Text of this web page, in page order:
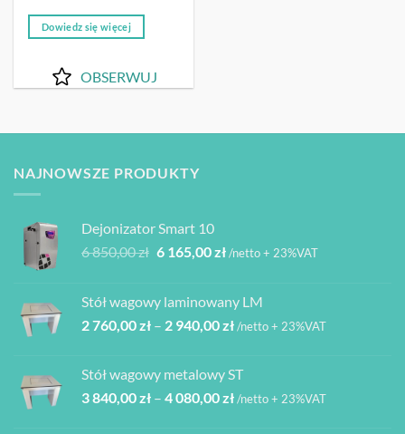
Dowiedz się więcej
OBSERWUJ
NAJNOWSZE PRODUKTY
Dejonizator Smart 10
6 850,00zł Pierwotna
6
850,00 zł.
6 165,00złAktualna
6
165,00 zł.
/netto + 23%VAT
Stół wagowy laminowany LM
2 760,00zł – 2 940,00złZakres
2
760,00 zł
/netto + 23%VAT
Stół wagowy metalowy ST
3 840,00zł – 4 080,00złZakres
/netto + 23%VAT